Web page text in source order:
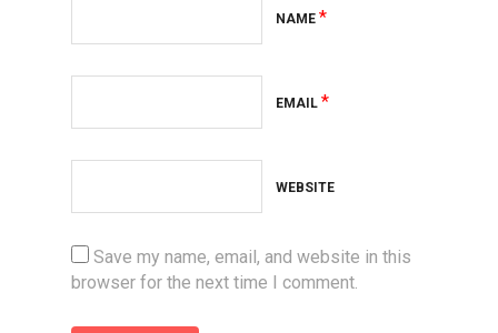
NAME *
EMAIL *
WEBSITE
Save my name, email, and website in this
browser for the next time I comment.